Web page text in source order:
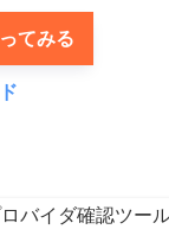
てみる